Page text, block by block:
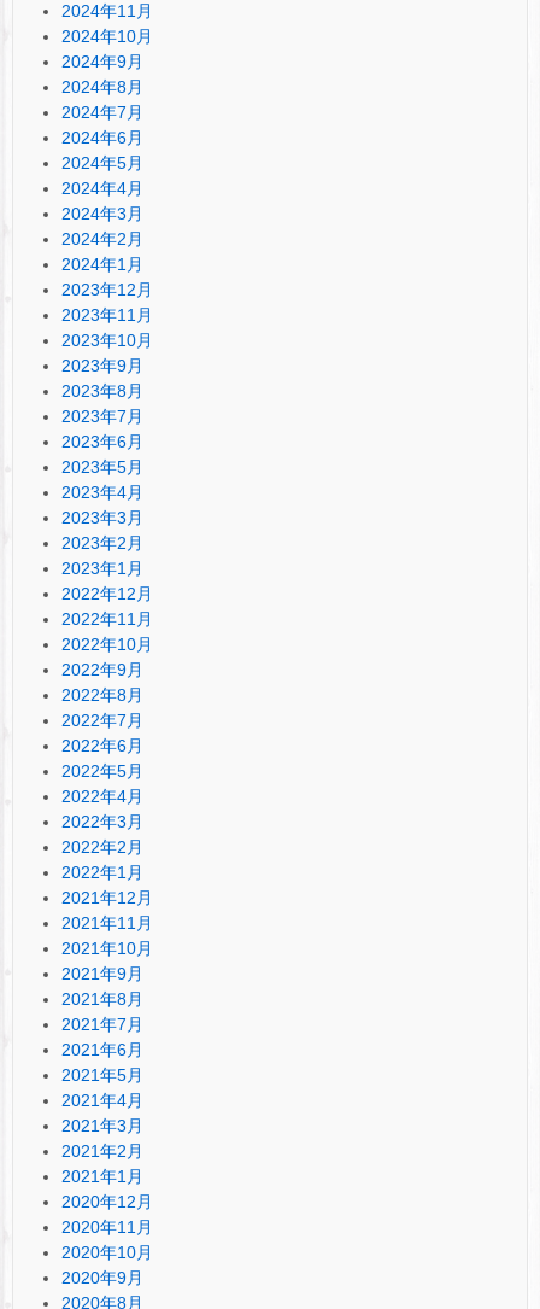
2024年11月
2024年10月
2024年9月
2024年8月
2024年7月
2024年6月
2024年5月
2024年4月
2024年3月
2024年2月
2024年1月
2023年12月
2023年11月
2023年10月
2023年9月
2023年8月
2023年7月
2023年6月
2023年5月
2023年4月
2023年3月
2023年2月
2023年1月
2022年12月
2022年11月
2022年10月
2022年9月
2022年8月
2022年7月
2022年6月
2022年5月
2022年4月
2022年3月
2022年2月
2022年1月
2021年12月
2021年11月
2021年10月
2021年9月
2021年8月
2021年7月
2021年6月
2021年5月
2021年4月
2021年3月
2021年2月
2021年1月
2020年12月
2020年11月
2020年10月
2020年9月
2020年8月